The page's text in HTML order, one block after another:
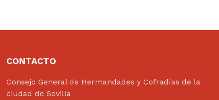
CONTACTO
Consejo General de Hermandades y Cofradías de la
ciudad de Sevilla